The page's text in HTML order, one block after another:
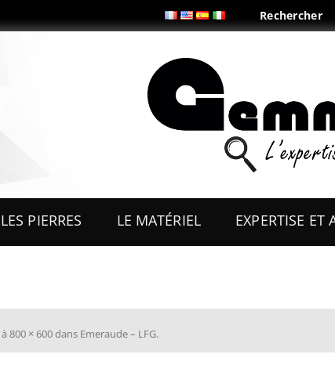
Rechercher
au
LES PIERRES
MINÉRAUX & CRISTAUX
LE MATÉRIEL EXPERTISE ET
à800 × 600dans Emeraude – LFG.